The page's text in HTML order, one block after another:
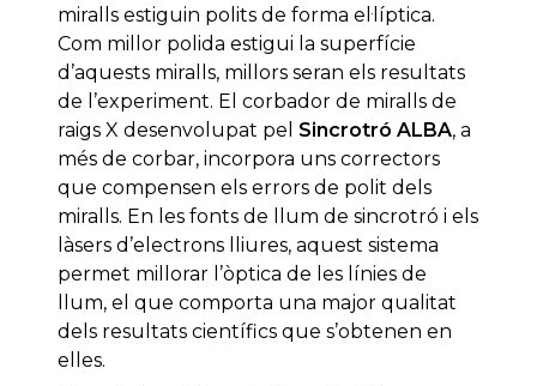
miralls estiguin polits de forma el·líptica.
Com millor polida estigui la superfície
d’aquests miralls, millors seran els resultats
de l’experiment. El corbador de miralls de
raigs X desenvolupat pel Sincrotró ALBA, a
més de corbar, incorpora uns correctors
que compensen els errors de polit dels
miralls. En les fonts de llum de sincrotró i els
làsers d’electrons lliures, aquest sistema
permet millorar l’òptica de les línies de
llum, el que comporta una major qualitat
dels resultats científics que s’obtenen en
elles.